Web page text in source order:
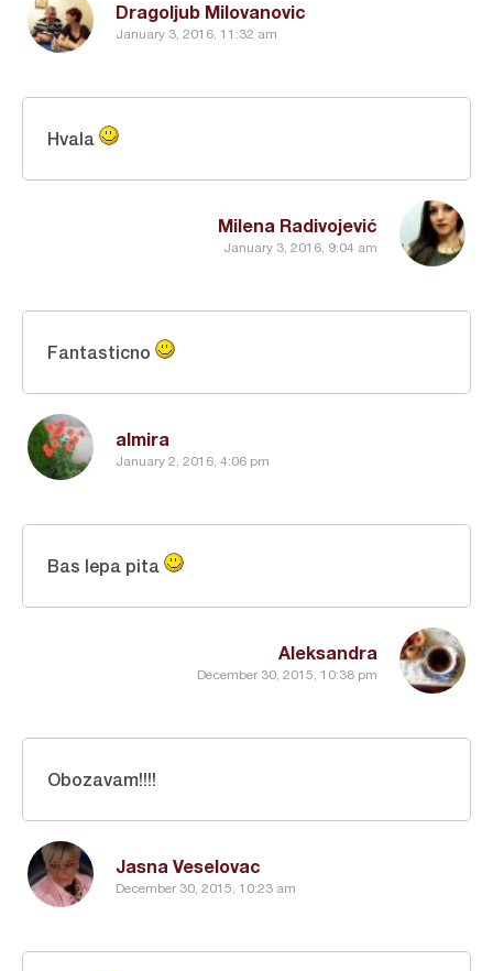
Dragoljub Milovanovic
January 3, 2016, 11:32 am
Milena Radivojević
January 3, 2016, 9:04 am
Hvala
almira
January 2, 2016, 4:06 pm
Fantasticno
Aleksandra
December 30, 2015, 10:38 pm
Bas lepa pita
Jasna Veselovac
December 30, 2015, 10:23 am
Obozavam!!!!